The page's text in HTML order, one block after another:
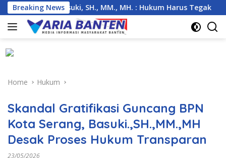
Skip
to
content
Breaking News
Basuki, SH., MM., MH. : Hukum Harus Tegak
Home Hukum
Skandal Gratifikasi Guncang BPN
Kota Serang, Basuki.,SH.,MM.,MH
Desak Proses Hukum Transparan
23/05/2026